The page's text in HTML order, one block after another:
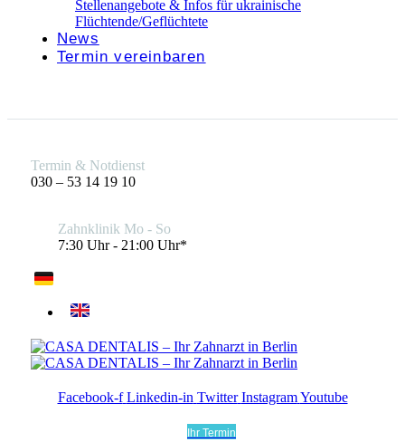
Stellenangebote & Infos für ukrainische
Flüchtende/Geflüchtete
News
Termin vereinbaren
Termin & Notdienst
030 – 53 14 19 10
Zahnklinik Mo - So
7:30 Uhr - 21:00 Uhr*
Facebook-f Linkedin-in Twitter Instagram Youtube
Ihr Termin